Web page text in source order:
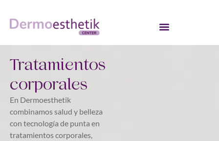
Tratamientos
corporales
En Dermoesthetik
combinamos salud y belleza
con tecnología de punta en
tratamientos corporales,